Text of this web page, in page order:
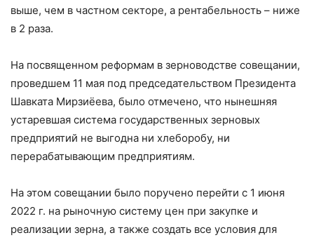
выше, чем в частном секторе, а рентабельность – ниже
в 2 раза.
На посвященном реформам в зерноводстве совещании,
проведшем 11 мая под председательством Президента
Шавката Мирзиёева, было отмечено, что нынешняя
устаревшая система государственных зерновых
предприятий не выгодна ни хлеборобу, ни
перерабатывающим предприятиям.
На этом совещании было поручено перейти с 1 июня
2022 г. на рыночную систему цен при закупке и
реализации зерна, а также создать все условия для